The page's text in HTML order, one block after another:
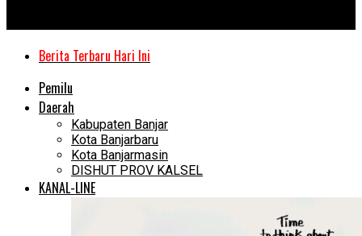
Berita Terbaru Hari Ini
Pemilu
Daerah
Kabupaten Banjar
Kota Banjarbaru
Kota Banjarmasin
DISHUT PROV KALSEL
KANAL-LINE